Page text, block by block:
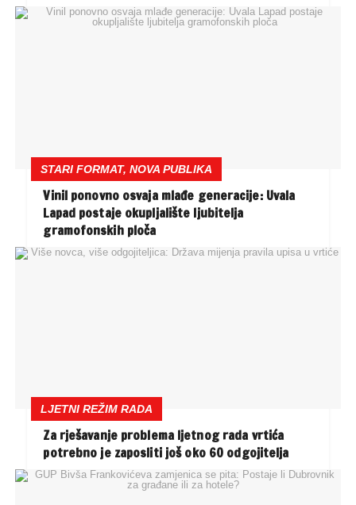
STARI FORMAT, NOVA PUBLIKA
Vinil ponovno osvaja mlađe generacije: Uvala
Lapad postaje okupljalište ljubitelja
gramofonskih ploča
LJETNI REŽIM RADA
Za rješavanje problema ljetnog rada vrtića
potrebno je zaposliti još oko 60 odgojitelja